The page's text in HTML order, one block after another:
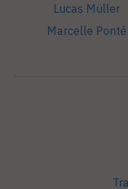
Lucas Müller
Marcelle Ponté